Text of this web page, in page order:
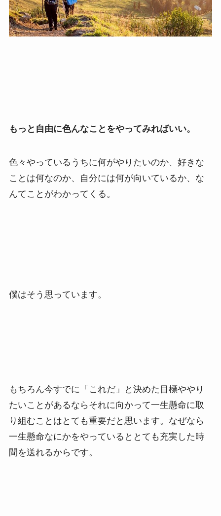
もっと自由に色んなことをやってみればいい。
色々やっているうちに何がやりたいのか、好きな
ことは何なのか、自分には何が向いているか、な
んてことがわかってくる。
僕はそう思っています。
もちろん今すでに「これだ」と決めた目標ややり
たいことがあるならそれに向かって一生懸命に取
り組むことはとても重要だと思います。なぜなら
一生懸命なにかをやっているととても充実した時
間を送れるからです。